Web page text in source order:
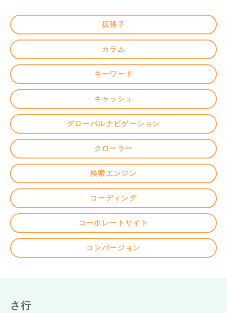
拡張子
カラム
キーワード
キャッシュ
グローバルナビゲーション
クローラー
検索エンジン
コーディング
コーポレートサイト
コンバージョン
さ行